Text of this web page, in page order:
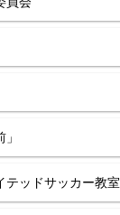
ッドサッカー教室